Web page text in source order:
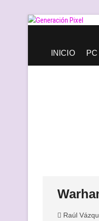
Saltar
INICIO PC
Raúl